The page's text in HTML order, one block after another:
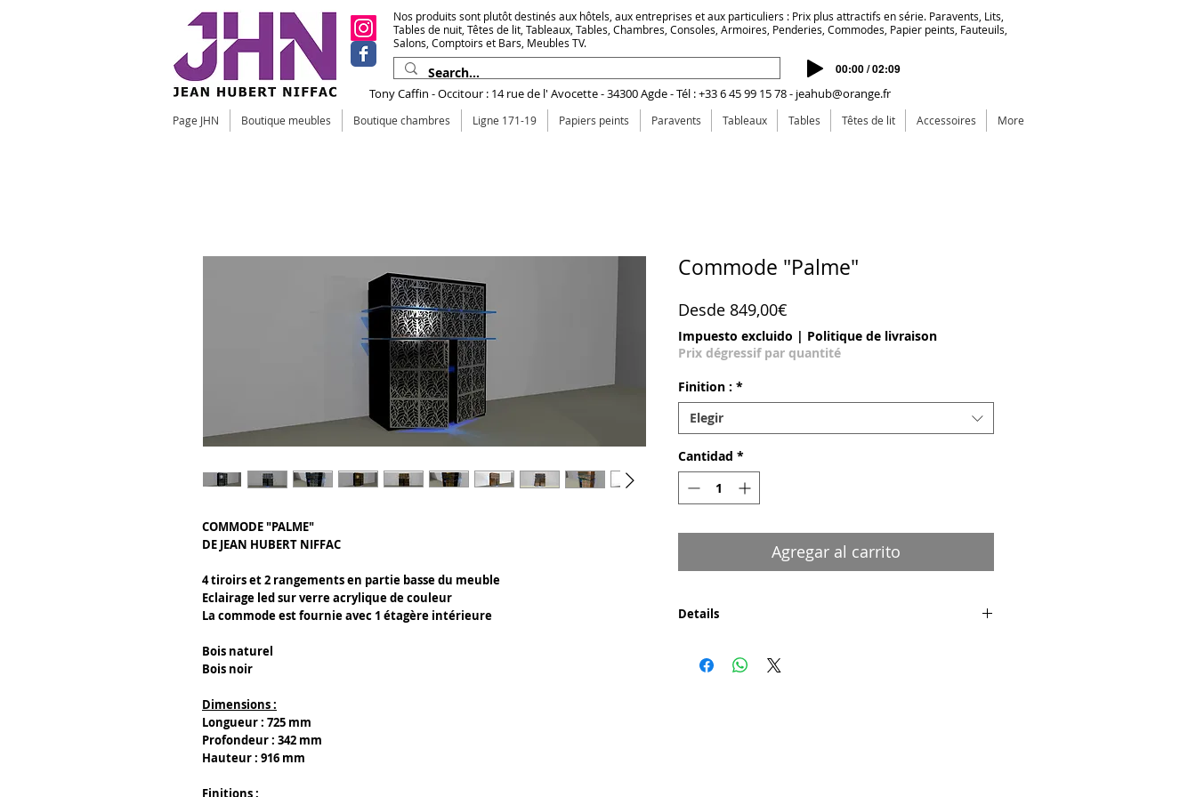
Nos produits sont plutôt destinés aux hôtels, aux entreprises et aux particuliers : Prix plus attractifs en série. Paravents, Lits,
Tables de nuit, Têtes de lit, Tableaux, Tables, Chambres, Consoles, Armoires, Penderies, Commodes, Papier peints, Fauteuils,
Salons, Comptoirs et Bars, Meubles TV.
00:00 / 02:09
Tony Caffin - Occitour : 14 rue de l' Avocette - 34300 Agde - Tél : +33 6 45 99 15 78 - jeahub@orange.fr
Page JHN Boutique meubles Boutique chambres Ligne 171-19 Papiers peints Paravents Tableaux Tables Têtes de lit Accessoires More
COMMODE "PALME"
DE JEAN HUBERT NIFFAC
4 tiroirs et 2 rangements en partie basse du meuble
Eclairage led sur verre acrylique de couleur
La commode est fournie avec 1 étagère intérieure
Bois naturel
Bois noir
Dimensions :
Longueur : 725 mm
Profondeur : 342 mm
Hauteur : 916 mm
Finitions :
Commode "Palme"
Desde 849,00€
Impuesto excluido | Politique de livraison
Prix dégressif par quantité
Finition : *
Elegir
Cantidad *
Agregar al carrito
Details
- Panneau de bois naturel ou noir